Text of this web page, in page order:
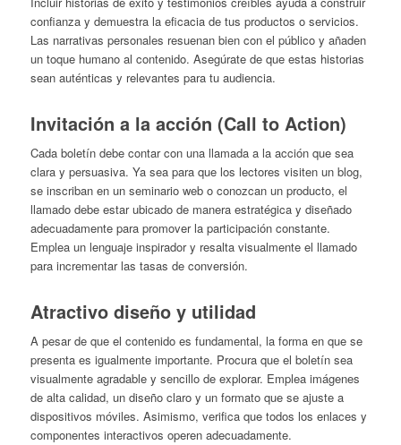
confianza y demuestra la eficacia de tus productos o servicios.
Las narrativas personales resuenan bien con el público y añaden
un toque humano al contenido. Asegúrate de que estas historias
sean auténticas y relevantes para tu audiencia.
Invitación a la acción (Call to Action)
Cada boletín debe contar con una llamada a la acción que sea
clara y persuasiva. Ya sea para que los lectores visiten un blog,
se inscriban en un seminario web o conozcan un producto, el
llamado debe estar ubicado de manera estratégica y diseñado
adecuadamente para promover la participación constante.
Emplea un lenguaje inspirador y resalta visualmente el llamado
para incrementar las tasas de conversión.
Atractivo diseño y utilidad
A pesar de que el contenido es fundamental, la forma en que se
presenta es igualmente importante. Procura que el boletín sea
visualmente agradable y sencillo de explorar. Emplea imágenes
de alta calidad, un diseño claro y un formato que se ajuste a
dispositivos móviles. Asimismo, verifica que todos los enlaces y
componentes interactivos operen adecuadamente.